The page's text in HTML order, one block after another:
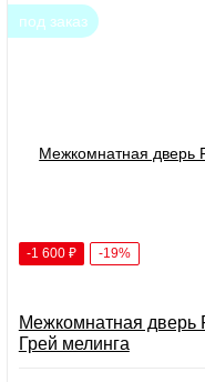
под заказ
-1 600 ₽ -19%
Межкомнатная дверь
Грей мелинга